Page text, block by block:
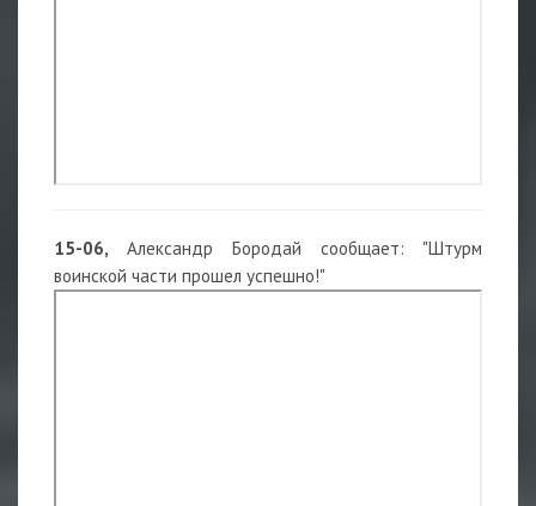
15-06, Александр Бородай сообщает: "Штурм
воинской части прошел успешно!"